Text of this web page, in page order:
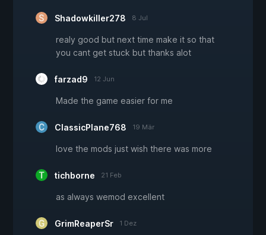
Shadowkiller278 8 Jul
realy good but next time make it so that
you cant get stuck but thanks alot
farzad9 12 Jun
Made the game easier for me
ClassicPlane768 19 Mär
love the mods just wish there was more
tichborne 21 Feb
as always wemod excellent
GrimReaperSr 1 Dez